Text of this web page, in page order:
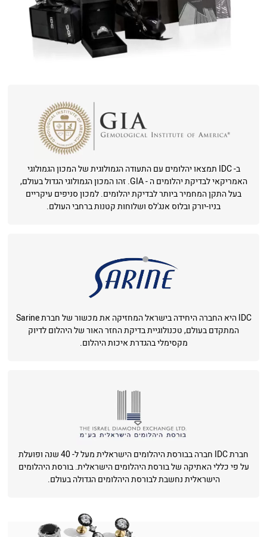
ב- IDC תמצאו יהלומים עם התעודה הגמולוגית של המכון הגמולוגי
האמריקאי לבדיקת יהלומים ה - GIA. זהו המכון הגמולוגי הגדול בעולם,
בעל התקן המחמיר ביותר לבדיקת יהלומים. למכון סניפים עיקריים
בניו-יורק ובלוס אנג'לס ושלוחות קטנות ברחבי העולם.
IDC היא החברה היחידה בישראל המחזיקה את מכשור של חברת Sarine
המתקדם בעולם, טכנולוגיית בדיקת החזר האור של היהלום לדיוק
מקסימלי בהגדרת איכות היהלום.
חברת IDC חברה בבורסת היהלומים הישראלית מעל ל- 40 שנה ופועלת
על פי כללי האתיקה של בורסת היהלומים הישראלית. בורסת היהלומים
הישראלית נחשבת לבורסת היהלומים הגדולה בעולם.